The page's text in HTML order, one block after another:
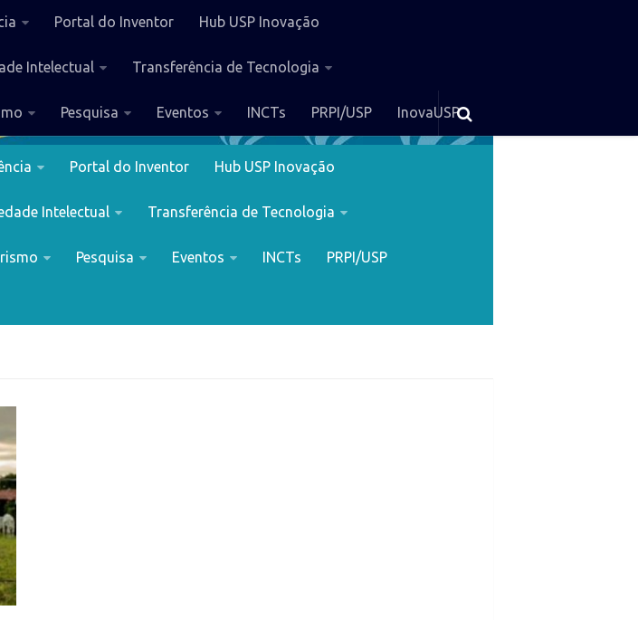
Portal do Inventor Hub USP Inovação
Intelectual Transferência de Tecnologia
Pesquisa Eventos INCTs PRPI/USP InovaUSP
Portal do Inventor Hub USP Inovação
Intelectual Transferência de Tecnologia
Pesquisa Eventos INCTs PRPI/USP